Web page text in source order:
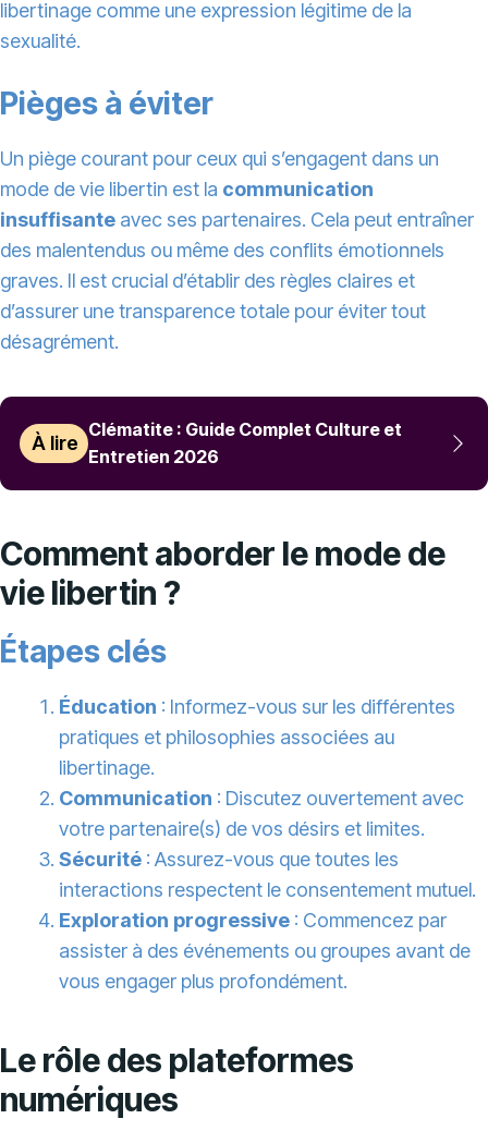
libertinage comme une expression légitime de la
sexualité.
Pièges à éviter
Un piège courant pour ceux qui s’engagent dans un
mode de vie libertin est la communication
insuffisante avec ses partenaires. Cela peut entraîner
des malentendus ou même des conflits émotionnels
graves. Il est crucial d’établir des règles claires et
d’assurer une transparence totale pour éviter tout
désagrément.
À lire
Clématite : Guide Complet Culture et
Entretien 2026
Comment aborder le mode de
vie libertin ?
Étapes clés
Éducation : Informez-vous sur les différentes
pratiques et philosophies associées au
libertinage.
Communication : Discutez ouvertement avec
votre partenaire(s) de vos désirs et limites.
Sécurité : Assurez-vous que toutes les
interactions respectent le consentement mutuel.
Exploration progressive : Commencez par
assister à des événements ou groupes avant de
vous engager plus profondément.
Le rôle des plateformes
numériques